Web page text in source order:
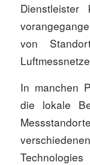
von
In manchen
die lokale